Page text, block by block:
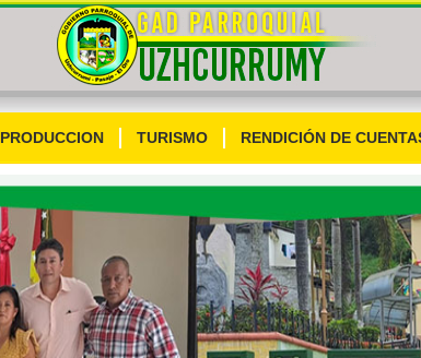
PRODUCCION TURISMO RENDICIÓN DE